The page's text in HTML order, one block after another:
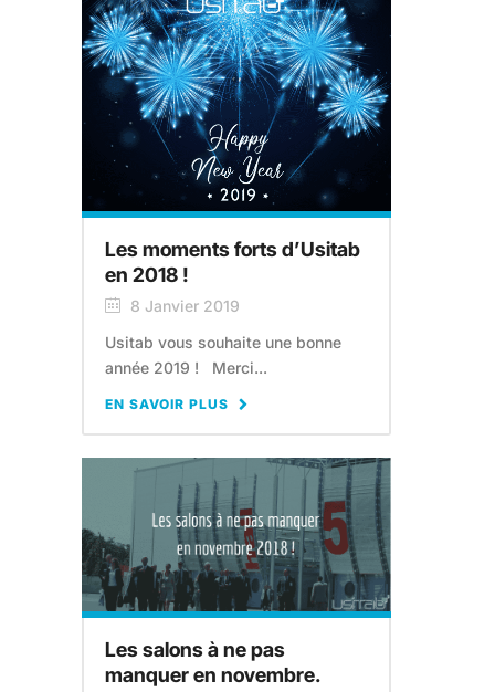
Les moments forts d’Usitab
en 2018 !
8 Janvier 2019
Usitab vous souhaite une bonne
année 2019 ! Merci...
EN SAVOIR PLUS
Les salons à ne pas
manquer en novembre.